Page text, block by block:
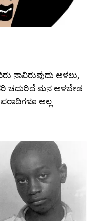
ನಾವಿರುವುದು ಅಳಲು,
ಚದುರಿದೆ ಮನ ಅಳಬೇಡ
ಅಲ್ಲ